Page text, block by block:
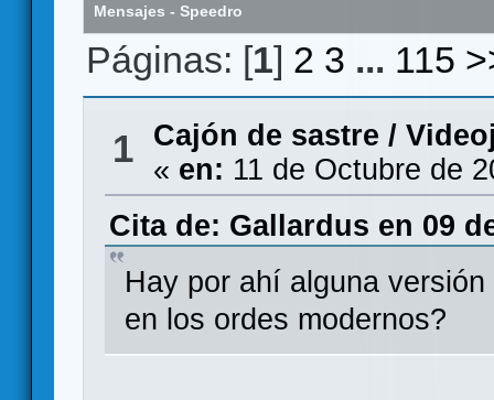
Mensajes - Speedro
Páginas: [1] 2 3 ... 115
1 Cajón de sastre /
« en: 11 de Octubre de
Cita de: Gallardus en 09
Hay por ahí alguna
en los ordes modernos?